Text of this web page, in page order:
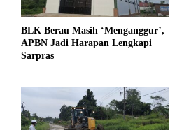
BLK Berau Masih ‘Menganggur’,
APBN Jadi Harapan Lengkapi
Sarpras